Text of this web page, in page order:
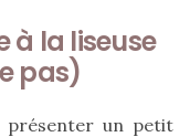
à la liseuse
pas)
présenter un petit